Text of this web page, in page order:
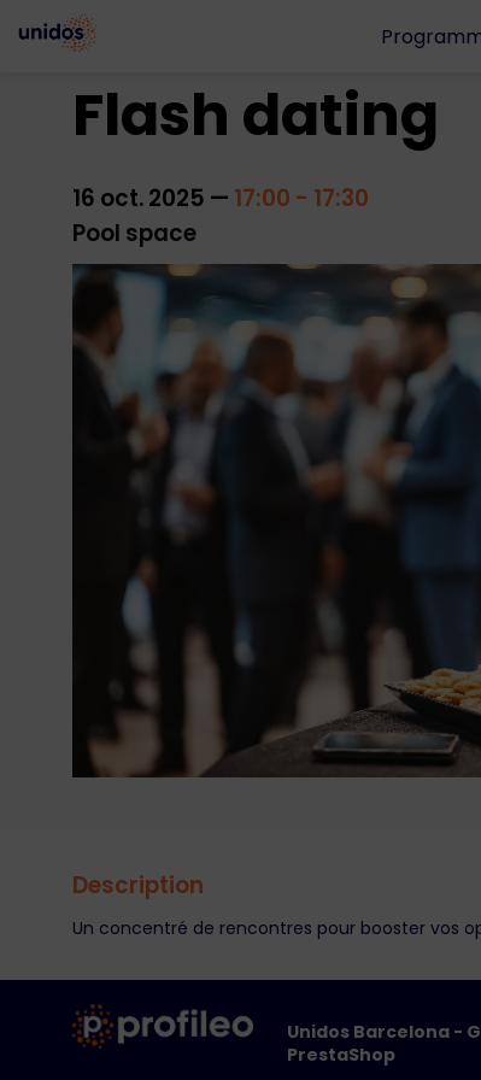
Flash dating
16 oct. 2025 — 17:00 - 17:30
Pool space
Description
Un concentré de rencontres pour booster vos
Unidos Barcelona -
PrestaShop